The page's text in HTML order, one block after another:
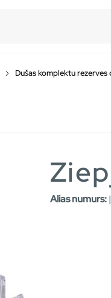
Dušas komplektu rezerves
Alias numurs:|